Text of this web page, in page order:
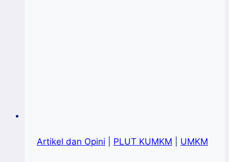
Artikel dan Opini PLUT KUMKM UMKM